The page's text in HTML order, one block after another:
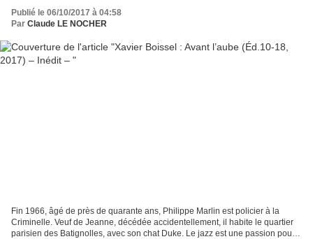
Publié le 06/10/2017 à 04:58
Par Claude LE NOCHER
Fin 1966, âgé de près de quarante ans, Philippe Marlin est policier à la
Criminelle. Veuf de Jeanne, décédée accidentellement, il habite le quartier
parisien des Batignolles, avec son chat Duke. Le jazz est une passion pour